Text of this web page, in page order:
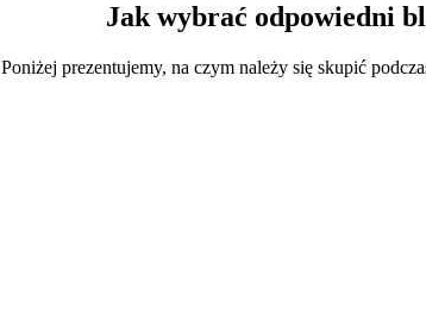
Jak wybrać odpowiedni
Poniżej prezentujemy, na czym należy się skupić